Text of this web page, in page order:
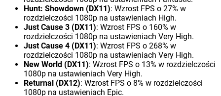
Hunt: Showdown (DX11): Wzrost FPS o 27% w
rozdzielczości 1080p na ustawieniach High.
Just Cause 3 (DX11): Wzrost FPS o 160% w
rozdzielczości 1080p na ustawieniach Very High.
Just Cause 4 (DX11): Wzrost FPS o 268% w
rozdzielczości 1080p na ustawieniach Very High.
New World (DX11): Wzrost FPS o 13% w rozdzielczości
1080p na ustawieniach Very High.
Returnal (DX12): Wzrost FPS o 8% w rozdzielczości
1080p na ustawieniach Epic.